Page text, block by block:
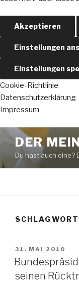
Akzeptieren
Einstellungen
Einstellungen
Cookie-Richtlinie
Datenschutzerklärung
Impressum
Zum
Inhalt
springen
DER
Du hast auch eine?
AM
31. MAI 2010
seinen